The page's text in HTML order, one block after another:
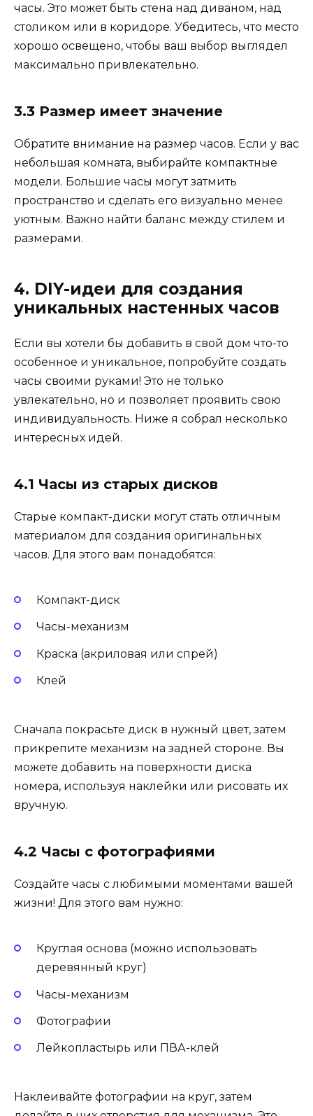
часы. Это может быть стена над диваном, над
столиком или в коридоре. Убедитесь, что место
хорошо освещено, чтобы ваш выбор выглядел
максимально привлекательно.
3.3 Размер имеет значение
Обратите внимание на размер часов. Если у вас
небольшая комната, выбирайте компактные
модели. Большие часы могут затмить
пространство и сделать его визуально менее
уютным. Важно найти баланс между стилем и
размерами.
4. DIY-идеи для создания
уникальных настенных часов
Если вы хотели бы добавить в свой дом что-то
особенное и уникальное, попробуйте создать
часы своими руками! Это не только
увлекательно, но и позволяет проявить свою
индивидуальность. Ниже я собрал несколько
интересных идей.
4.1 Часы из старых дисков
Старые компакт-диски могут стать отличным
материалом для создания оригинальных
часов. Для этого вам понадобятся:
Компакт-диск
Часы-механизм
Краска (акриловая или спрей)
Клей
Сначала покрасьте диск в нужный цвет, затем
прикрепите механизм на задней стороне. Вы
можете добавить на поверхности диска
номера, используя наклейки или рисовать их
вручную.
4.2 Часы с фотографиями
Создайте часы с любимыми моментами вашей
жизни! Для этого вам нужно:
Круглая основа (можно использовать
деревянный круг)
Часы-механизм
Фотографии
Лейкопластырь или ПВА-клей
Наклеивайте фотографии на круг, затем